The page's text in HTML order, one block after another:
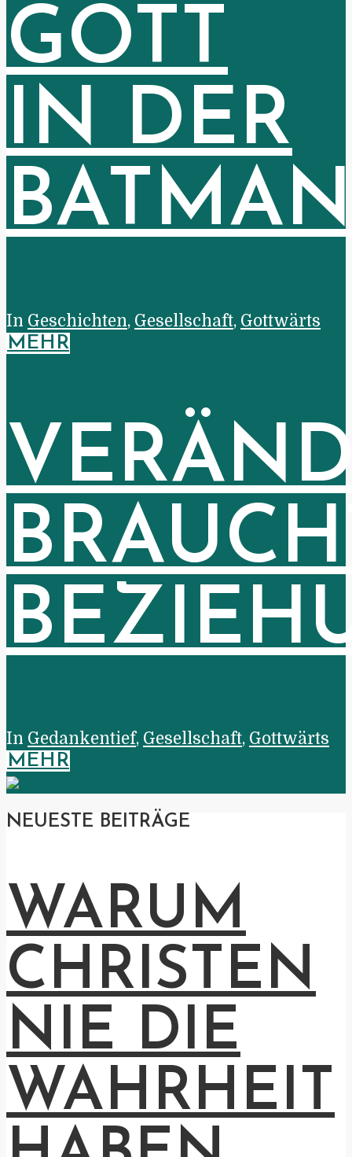
GOTT
IN DER
BATMAN
In Geschichten, Gesellschaft, Gottwärts
MEHR
In Gedankentief, Gesellschaft, Gottwärts
MEHR
NEUESTE BEITRÄGE
WARUM
CHRISTEN
NIE DIE
WAHRHEIT